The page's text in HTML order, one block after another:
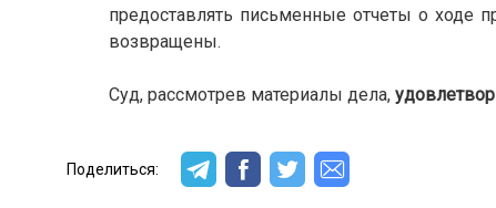
предоставлять письменные отчеты о ходе
возвращены.
Суд, рассмотрев материалы дела,
Поделиться: